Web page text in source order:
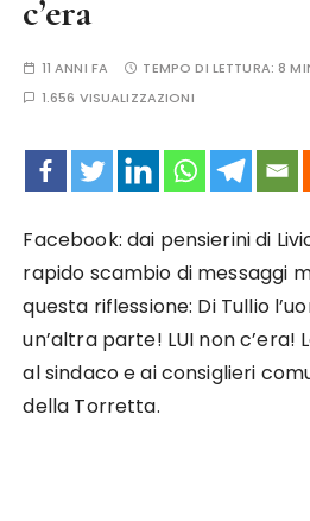
c’era
11 ANNI FA TEMPO DI LETTURA:8
1.656 VISUALIZZAZIONI
Facebook: dai pensierini di
rapido scambio di messaggi
questa riflessione: Di Tullio
un’altra parte! LUI non c’era!
al sindaco e ai consiglieri
della Torretta.